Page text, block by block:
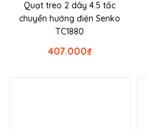
Quạt treo 2 dây 4.5 tấc
chuyển hướng điện Senko
TC1880
₫
407.000